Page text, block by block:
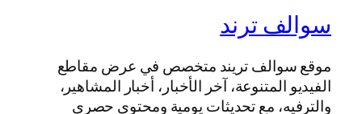
سوالف ترند
موقع سوالف تريند متخصص في عرض مقاطع
الفيديو المتنوعة، آخر الأخبار، أخبار المشاهير،
والترفيه، مع تحديثات يومية ومحتوى حصري